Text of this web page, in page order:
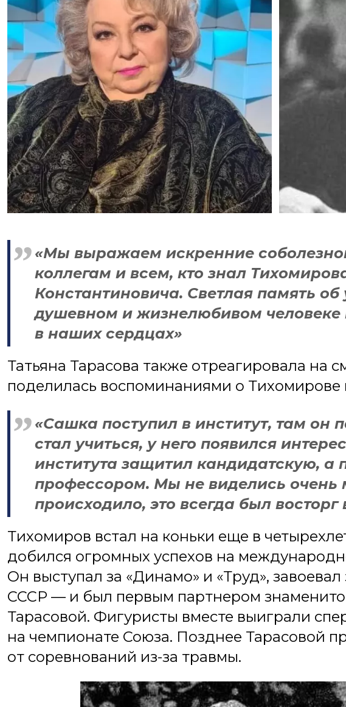
«Мы выражаем искренние
коллегам и всем, кто знал
Константиновича. Светлая память об
душевном и жизнелюбивом человеке
в наших сердцах»
Татьяна Тарасова также отреагировала на
поделилась воспоминаниями о Тихомирове
«Сашка поступил в институт, там
стал учиться, у него появился
института защитил кандидатскую, а
профессором. Мы не виделись очень
происходило, это всегда был восторг
Тихомиров встал на коньки еще в
добился огромных успехов на
Он выступал за «Динамо» и «Труд»,
СССР — и был первым партнером
Тарасовой. Фигуристы вместе выиграли
на чемпионате Союза. Позднее Тарасовой
от соревнований из-за травмы.